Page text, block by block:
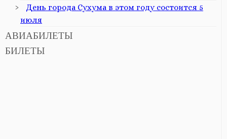
День города Сухума в этом году состоится 5
июля
АВИАБИЛЕТЫ
БИЛЕТЫ